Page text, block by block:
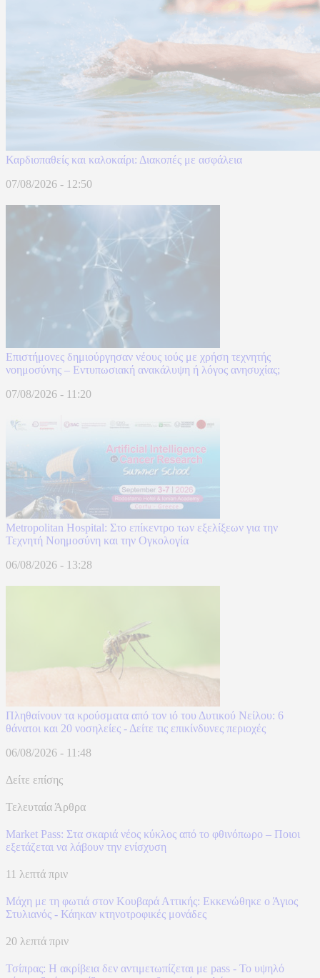
Καρδιοπαθείς και καλοκαίρι: Διακοπές με ασφάλεια
07/08/2026 - 12:50
Επιστήμονες δημιούργησαν νέους ιούς με χρήση τεχνητής
νοημοσύνης – Εντυπωσιακή ανακάλυψη ή λόγος ανησυχίας;
07/08/2026 - 11:20
Metropolitan Hospital: Στο επίκεντρο των εξελίξεων για την
Τεχνητή Νοημοσύνη και την Ογκολογία
06/08/2026 - 13:28
Πληθαίνουν τα κρούσματα από τον ιό του Δυτικού Νείλου: 6
θάνατοι και 20 νοσηλείες - Δείτε τις επικίνδυνες περιοχές
06/08/2026 - 11:48
Δείτε επίσης
Τελευταία Άρθρα
Market Pass: Στα σκαριά νέος κύκλος από το φθινόπωρο – Ποιοι
εξετάζεται να λάβουν την ενίσχυση
11 λεπτά πριν
Μάχη με τη φωτιά στον Κουβαρά Αττικής: Εκκενώθηκε ο Άγιος
Στυλιανός - Κάηκαν κτηνοτροφικές μονάδες
20 λεπτά πριν
Τσίπρας: Η ακρίβεια δεν αντιμετωπίζεται με pass - Το υψηλό